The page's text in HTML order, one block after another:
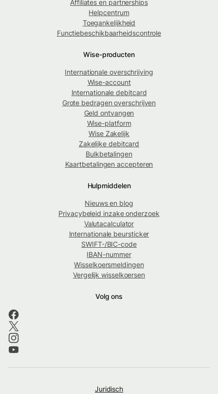
Affiliates en partnerships
Helpcentrum
Toegankelijkheid
Functiebeschikbaarheidscontrole
Wise-producten
Internationale overschrijving
Wise-account
Internationale debitcard
Grote bedragen overschrijven
Geld ontvangen
Wise-platform
Wise Zakelijk
Zakelijke debitcard
Bulkbetalingen
Kaartbetalingen accepteren
Hulpmiddelen
Nieuws en blog
Privacybeleid inzake onderzoek
Valutacalculator
Internationale beursticker
SWIFT-/BIC-code
IBAN-nummer
Wisselkoersmeldingen
Vergelijk wisselkoersen
Volg ons
Juridisch